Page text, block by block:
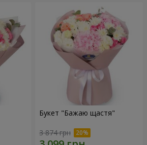
Букет "Бажаю щастя"
3 874 грн